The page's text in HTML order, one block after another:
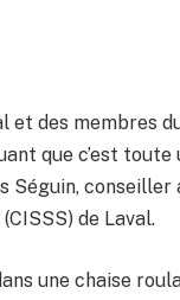
et des membres
que c’est toute
Séguin,
de Laval.
une chaise